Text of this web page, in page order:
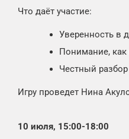
Что даёт участие:
Уверенность в
Понимание, как
Честный
Игру проведет Нина
10 июля, 15:00-18:00